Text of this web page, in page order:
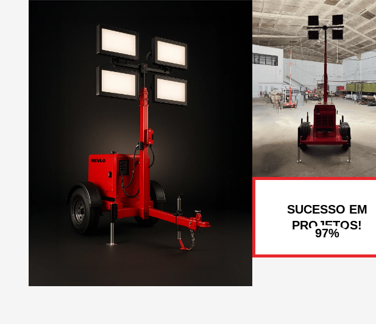
SUCESSO EM
PROJETOS!